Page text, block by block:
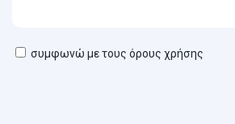
συμφωνώ με τους όρους χρήσης